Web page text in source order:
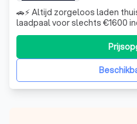
🚗⚡ Altijd zorgeloos laden thuis? Installeer nu
laadpaal voor slechts €1600
gedoe meer met zoeken
gewoon opladen wanneer het jou
professionele installatie ✔
Transparante all-